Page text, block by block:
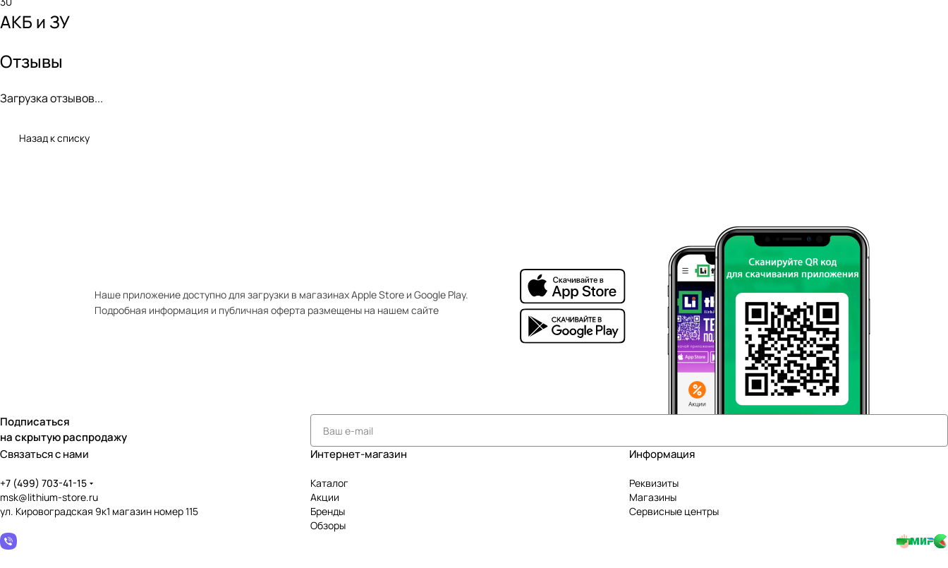
АКБ и ЗУ
Отзывы
Загрузка отзывов...
Назад к списку
Наше приложение доступно для загрузки в магазинах Apple Store и Google Play.
Подробная информация и публичная оферта размещены на нашем сайте
Подписаться
на скрытую распродажу
Связаться с нами
+7 (499) 703-41-15
msk@lithium-store.ru
ул. Кировоградская 9к1 магазин номер 115
Интернет-магазин
Каталог
Акции
Бренды
Обзоры
Информация
Реквизиты
Магазины
Сервисные центры